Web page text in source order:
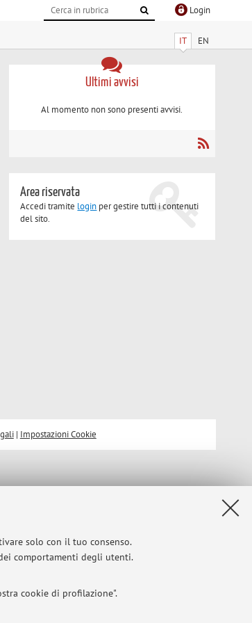
solo con il tuo consenso.
comportamenti degli utenti.
cookie di profilazione".
Login
IT EN
Ultimi avvisi
Al momento non sono presenti avvisi.
Area riservata
Accedi tramite login per gestire tutti i contenuti
del sito.
| Impostazioni Cookie